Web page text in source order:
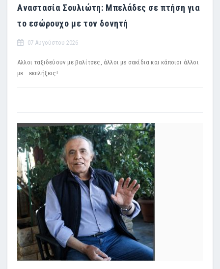
Αναστασία Σουλιώτη: Μπελάδες σε πτήση για
το εσώρουχο με τον δονητή
07 Αυγούστου 2026
Αλλοι ταξιδεύουν με βαλίτσες, άλλοι με σακίδια και κάποιοι άλλοι
με… εκπλήξεις!